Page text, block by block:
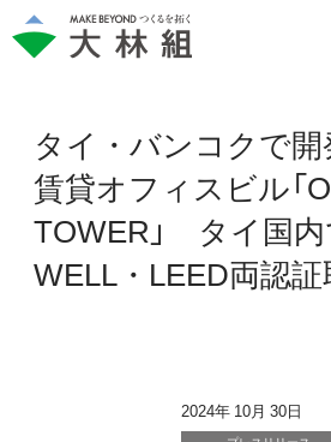
タイ・バンコクで
賃貸オフィスビル「
TOWER」 タイ国
WELL・LEED両認
2024年 10月 30日